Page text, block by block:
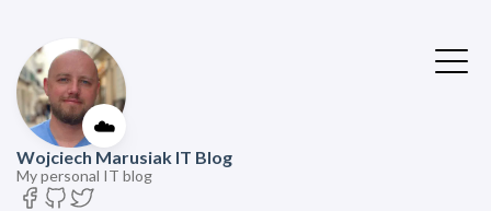
☁️
Wojciech Marusiak IT Blog
My personal IT blog